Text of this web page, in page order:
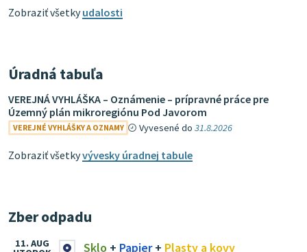
Zobraziť všetkyudalosti
Úradná tabuľa
VEREJNÁ VYHLÁŠKA – Oznámenie – prípravné práce pre
Územný plán mikroregiónu Pod Javorom
VEREJNÉ VYHLÁŠKY A OZNAMY Vyvesené do31.8.2026
Zobraziť všetkyvývesky úradnej tabule
Zber odpadu
Sklo + Papier+ Plasty a kovy
11. AUG